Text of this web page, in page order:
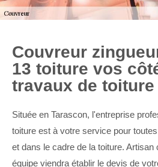
Couvreur
13 toiture vos
travaux de toiture
Située en Tarascon, l'entreprise
toiture est à votre service pour
et dans le cadre de la toiture.
équipe viendra établir le devis de